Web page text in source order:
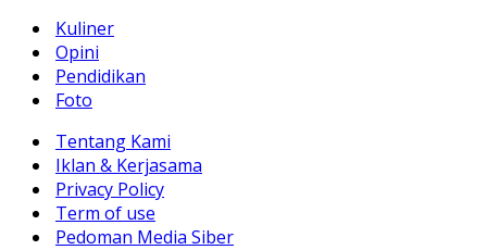
Kuliner
Opini
Pendidikan
Foto
Tentang Kami
Iklan & Kerjasama
Privacy Policy
Term of use
Pedoman Media Siber